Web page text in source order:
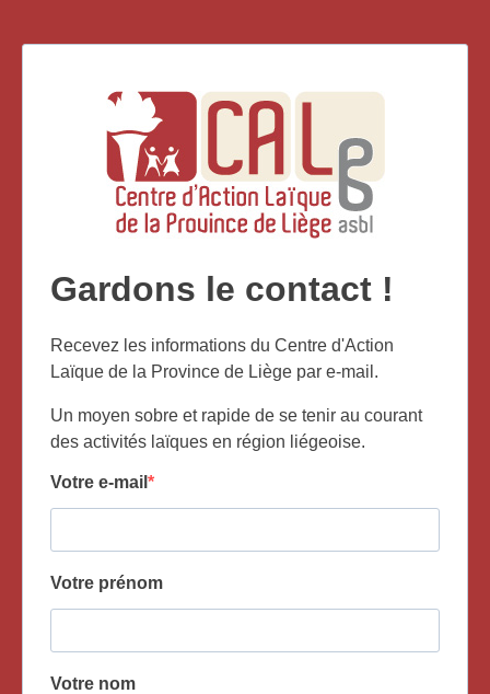
Gardons le contact !
Recevez les informations du Centre d'Action
Laïque de la Province de Liège par e-mail.
Un moyen sobre et rapide de se tenir au courant
des activités laïques en région liégeoise.
Votre e-mail
Votre prénom
Votre nom